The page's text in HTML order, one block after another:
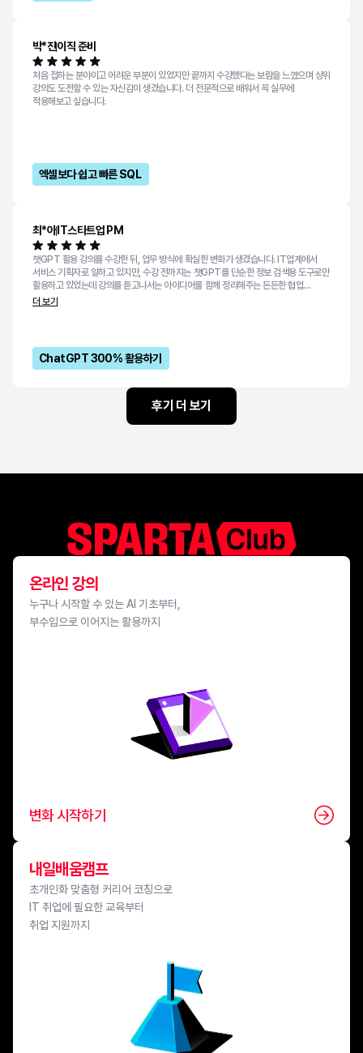
박*진이직 준비
처음 접하는 분야이고 어려운 부분이 있었지만 끝까지 수강했다는 보람을 느꼈으며 상위
강의도 도전할 수 있는 자신감이 생겼습니다. 더 전문적으로 배워서 꼭 실무에
적용해보고 싶습니다.
엑셀보다 쉽고 빠른 SQL
최*아 IT스타트업 PM
챗GPT 활용 강의를 수강한 뒤, 업무 방식에 확실한 변화가 생겼습니다. IT업계에서
서비스 기획자로 일하고 있지만, 수강 전까지는 챗GPT를 단순한 정보 검색용 도구로만
활용하고 있었는데 강의를 듣고나서는 아이디어를 함께 정리해주는 든든한 협업
파트너로 활용할 수 있다는 것을 알게 되었습니다. 특히 프롬프트 작성법이나 실무 예시
아니라 다른 AI도 거의 매일 사용하는 습관이 생겼습니다. 혼자 오래 고민하던 문제를
훨씬 빠르게 해결하게 되었고, 자연스럽게 업무에 대한 자신감도 생겼습니다. 특히
설명할 수 있게 된 점이 가장 큰 성장이라고 느낍니다. 단순히 사용할 수 있게 되었다는
것보다, ‘어떻게 활용하면 더 스마트하게 일할 수 있을지’를 배웠다는 점에서 큰 도움이
되었습니다. 특히 할루시네이션 때문에 스트레스 받는 분들에게 추천드리고 싶습니다 :)
더 보기
ChatGPT 300% 활용하기
후기 더 보기
온라인 강의
누구나 시작할 수 있는 AI 기초부터,
부수입으로 이어지는 활용까지
변화 시작하기
내일배움캠프
초개인화 맞춤형 커리어 코칭으로
IT 취업에 필요한 교육부터
취업 지원까지